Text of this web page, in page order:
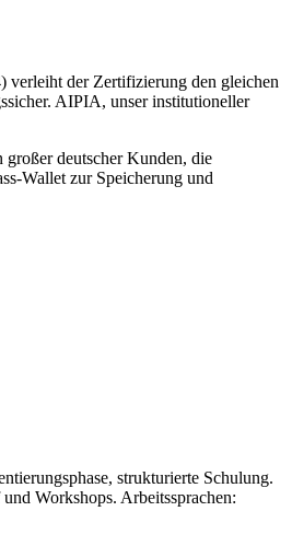
der Zertifizierung den gleichen
AIPIA, unser institutioneller
deutscher Kunden, die
Wallet zur Speicherung und
strukturierte Schulung.
Workshops. Arbeitssprachen: